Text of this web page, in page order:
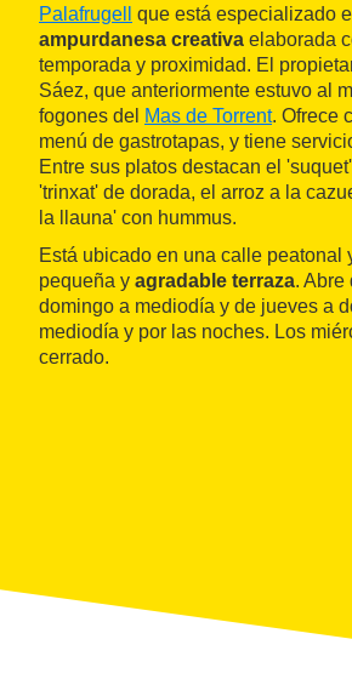
Palafrugell
que está especializado
ampurdanesa creativa elaborada
temporada y proximidad. El
Sáez, que anteriormente estuvo al
fogones del Mas de Torrent. Ofrece
menú de gastrotapas, y tiene
Entre sus platos destacan el
'trinxat' de dorada, el arroz a la
la llauna' con hummus.
Está ubicado en una calle peatonal
pequeña y agradable terraza. Abre
domingo a mediodía y de jueves a
mediodía y por las noches. Los
cerrado.